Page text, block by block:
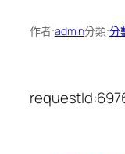
作者:admin分類:分